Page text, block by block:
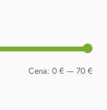
Cena: 0 €— 70 €